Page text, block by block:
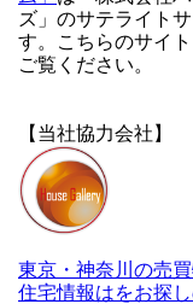
ズ」のサテライト
す。こちらのサイ
ご覧ください。
【当社協力会社】
東京・神奈川の売買
住宅情報はをお探